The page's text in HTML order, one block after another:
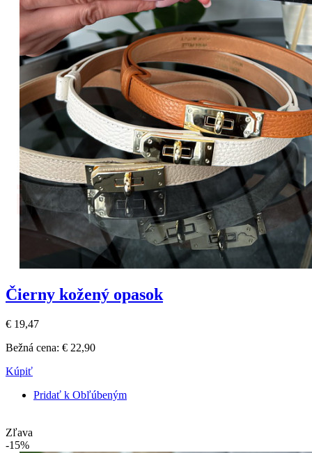
Čierny kožený opasok
€ 19,47
Bežná cena: € 22,90
Kúpiť
Pridať k Obľúbeným
Zľava
-15%